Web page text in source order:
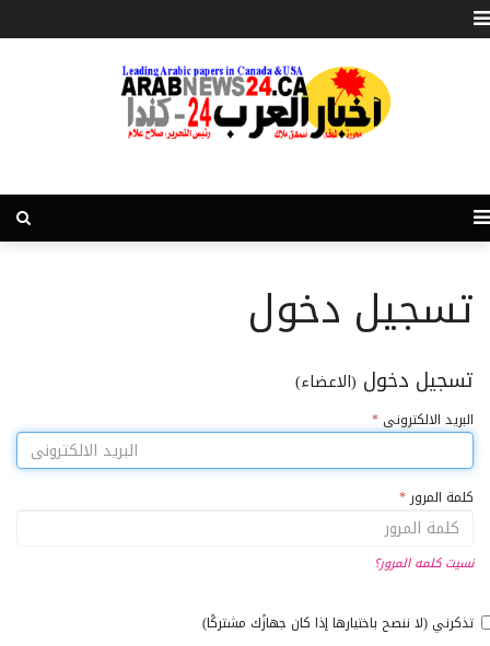
تسجيل دخول
تسجيل دخول (الاعضاء)
البريد الالكترونى *
كلمة المرور *
نسيت كلمه المرور؟
تذكرني (لا ننصح باختيارها إذا كان جهازًك مشتركًا)